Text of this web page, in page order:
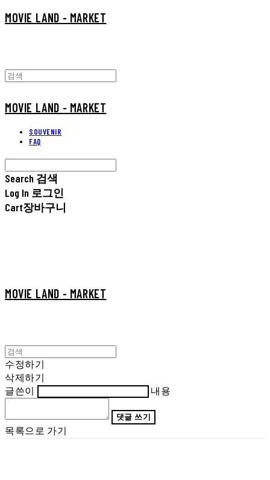
MOVIE LAND - MARKET
MOVIE LAND - MARKET
SOUVENIR
FAQ
Search 검색
Log In 로그인
Cart장바구니
MOVIE LAND - MARKET
수정하기
삭제하기
글쓴이
내용
댓글 쓰기
목록으로 가기